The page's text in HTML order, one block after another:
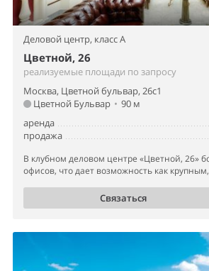
Деловой центр, класс A
Цветной, 26
реализуемые площади по запросу
Москва, Цветной бульвар, 26с1
Цветной Бульвар • 90 м
аренда
продажа
В клубном деловом центре «Цветной, 26»
офисов, что дает возможность как
Связаться